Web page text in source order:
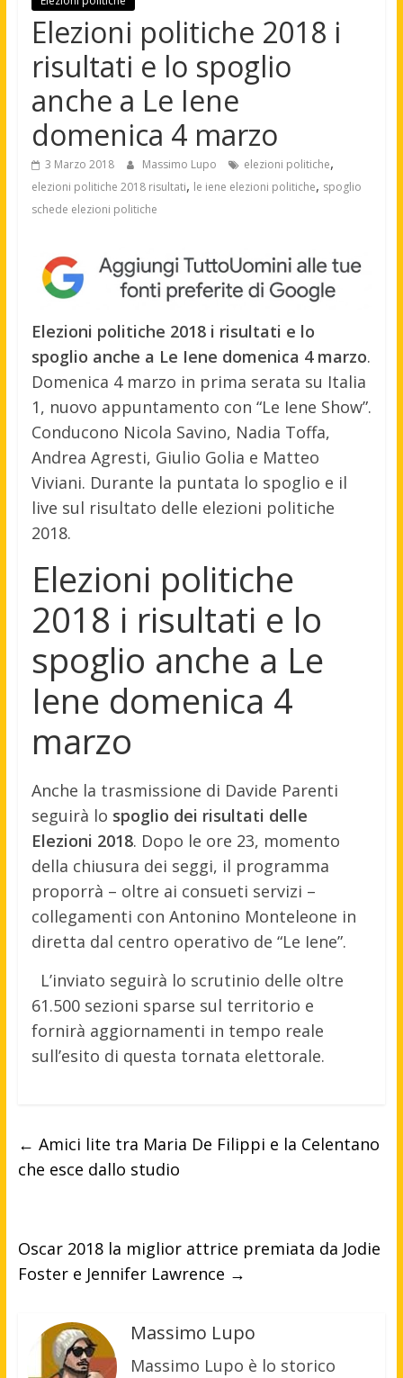
Elezioni politiche 2018 i
risultati e lo spoglio
anche a Le Iene
domenica 4 marzo
3 Marzo 2018 Massimo Lupo elezioni politiche,
elezioni politiche 2018 risultati, le iene elezioni politiche, spoglio
schede elezioni politiche
Elezioni politiche 2018 i risultati e lo
spoglio anche a Le Iene domenica 4 marzo.
Domenica 4 marzo in prima serata su Italia
1, nuovo appuntamento con “Le Iene Show”.
Conducono Nicola Savino, Nadia Toffa,
Andrea Agresti, Giulio Golia e Matteo
Viviani. Durante la puntata lo spoglio e il
live sul risultato delle elezioni politiche
2018.
Elezioni politiche
2018 i risultati e lo
spoglio anche a Le
Iene domenica 4
marzo
Anche la trasmissione di Davide Parenti
seguirà lo spoglio dei risultati delle
Elezioni 2018. Dopo le ore 23, momento
della chiusura dei seggi, il programma
proporrà – oltre ai consueti servizi –
collegamenti con Antonino Monteleone in
diretta dal centro operativo de “Le Iene”.
L’inviato seguirà lo scrutinio delle oltre
61.500 sezioni sparse sul territorio e
fornirà aggiornamenti in tempo reale
sull’esito di questa tornata elettorale.
← Amici lite tra Maria De Filippi e la Celentano
che esce dallo studio
Oscar 2018 la miglior attrice premiata da Jodie
Foster e Jennifer Lawrence →
Massimo Lupo
Massimo Lupo è lo storico